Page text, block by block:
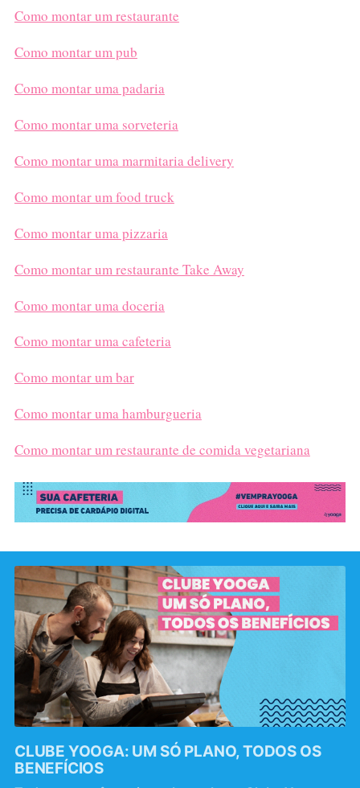
Como montar um restaurante
Como montar um pub
Como montar uma padaria
Como montar uma sorveteria
Como montar uma marmitaria delivery
Como montar um food truck
Como montar uma pizzaria
Como montar um restaurante Take Away
Como montar uma doceria
Como montar uma cafeteria
Como montar um bar
Como montar uma hamburgueria
Como montar um restaurante de comida vegetariana
CLUBE YOOGA: UM SÓ PLANO, TODOS OS
BENEFÍCIOS